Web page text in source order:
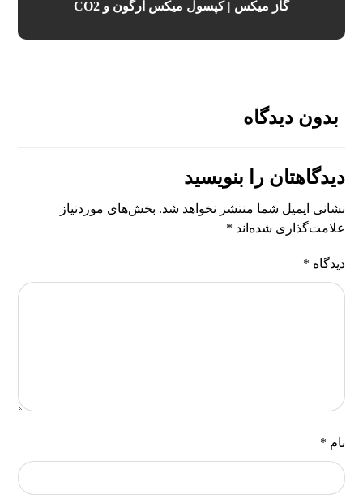
گاز میکس | کپسول میکس آرگون و CO2
بدون دیدگاه
دیدگاهتان را بنویسید
نشانی ایمیل شما منتشر نخواهد شد. بخش‌های موردنیاز
علامت‌گذاری شده‌اند *
دیدگاه *
نام *